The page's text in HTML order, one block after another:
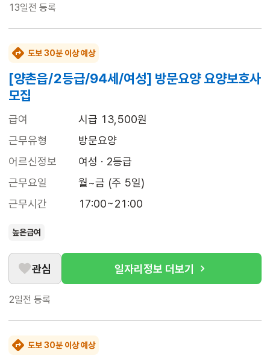
13일전 등록
도보 30분 이상 예상
[양촌읍/2등급/94세/여성] 방문요양 요양보호사
모집
급여
시급 13,500원
근무유형
방문요양
어르신정보
여성 · 2등급
근무요일
월~금 (주 5일)
근무시간
17:00~21:00
높은급여
관심 일자리정보 더보기
2일전 등록
도보 30분 이상 예상